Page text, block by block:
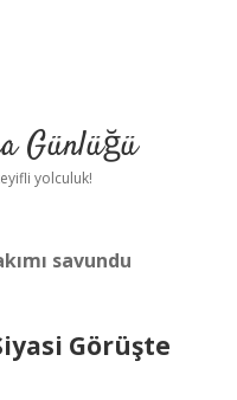
Günlüğü
yolculuk!
savundu
Görüşte